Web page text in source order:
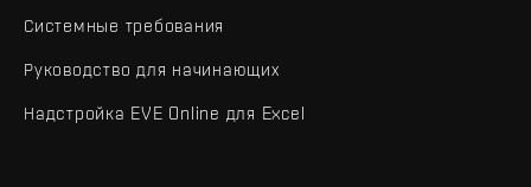
Системные требования
Руководство для начинающих
Надстройка EVE Online для Excel